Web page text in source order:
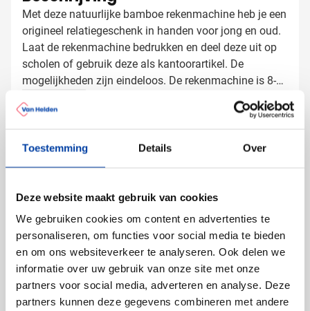
Toestemming Details Over
Deze website maakt gebruik van cookies
We gebruiken cookies om content en advertenties te
personaliseren, om functies voor social media te bieden
en om ons websiteverkeer te analyseren. Ook delen we
informatie over uw gebruik van onze site met onze
partners voor social media, adverteren en analyse. Deze
partners kunnen deze gegevens combineren met andere
Met deze natuurlijke bamboe rekenmachine heb je een
origineel relatiegeschenk in handen voor jong en oud.
Laat de rekenmachine bedrukken en deel deze uit op
scholen of gebruik deze als kantoorartikel. De
mogelijkheden zijn eindeloos. De rekenmachine is 8-
cijferig en is voorzien van een leuk doolhofspel aan de
achterzijde.
Artikelnummer
710931
IMPRESSION
Afmetingen